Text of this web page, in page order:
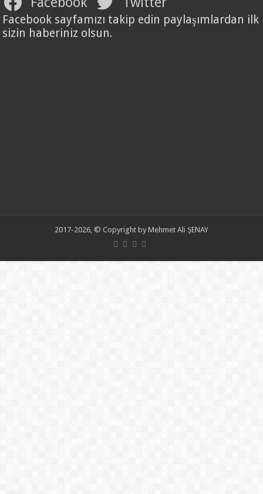
Facebook sayfamızı takip edin paylaşımlardan ilk
sizin haberiniz olsun.
2017-2026, © Copyright by Mehmet Ali ŞENAY